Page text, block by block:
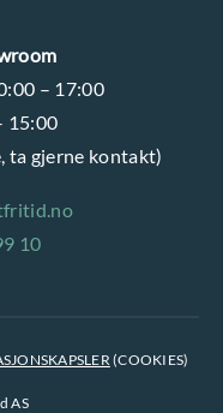
– 17:00
15:00
ta gjerne kontakt)
10
(COOKIES)
AS